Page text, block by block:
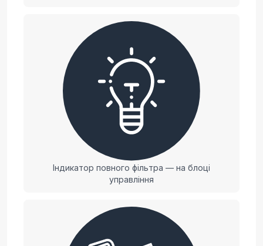
Індикатор повного фільтра — на блоці
управління